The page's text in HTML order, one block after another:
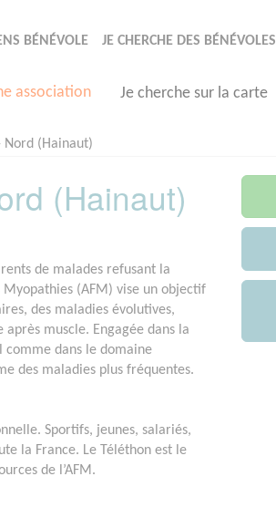
BÉNÉVOLE JE CHERCHE DES BÉNÉVOLES
association Je cherche sur la carte
Nord (Hainaut)
(Hainaut)
de malades refusant la
(AFM) vise un objectif
des maladies évolutives,
muscle. Engagée dans la
comme dans le domaine
des maladies plus fréquentes.
Sportifs, jeunes, salariés,
la France. Le Téléthon est le
de l’AFM.